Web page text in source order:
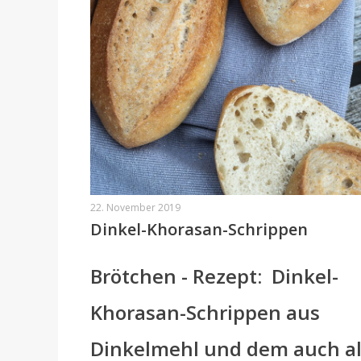
22. November 2019
Dinkel-Khorasan-Schrippen
Brötchen - Rezept: Dinkel-
Khorasan-Schrippen aus
Dinkelmehl und dem auch